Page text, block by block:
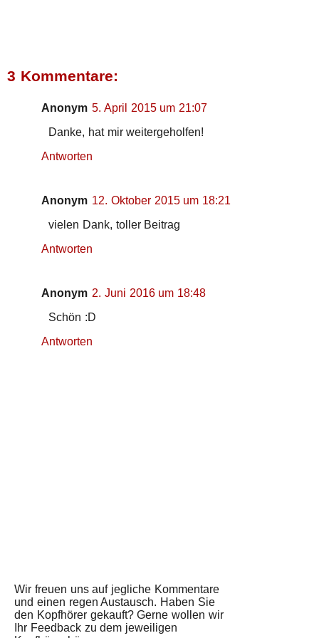
3 Kommentare:
Anonym 5. April 2015 um 21:07
Danke, hat mir weitergeholfen!
Antworten
Anonym 12. Oktober 2015 um 18:21
vielen Dank, toller Beitrag
Antworten
Anonym 2. Juni 2016 um 18:48
Schön :D
Antworten
Wir freuen uns auf jegliche Kommentare
und einen regen Austausch. Haben Sie
den Kopfhörer gekauft? Gerne wollen wir
Ihr Feedback zu dem jeweiligen